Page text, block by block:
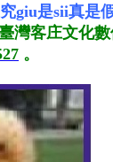
giu是sii真是
灣客庄文化
。